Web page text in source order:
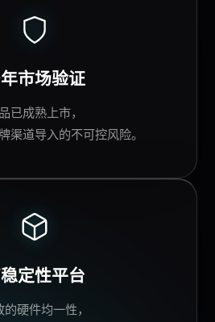
市场验证
已成熟上市，
渠道导入的不可控风险。
定性平台
的硬件均一性，